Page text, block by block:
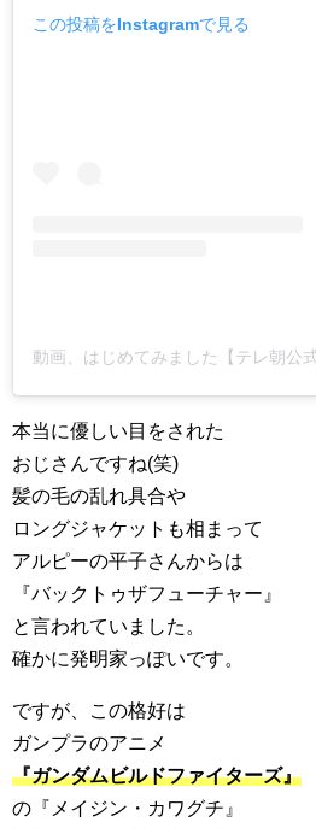
この投稿をInstagramで見る
本当に優しい目をされた
おじさんですね(笑)
髪の毛の乱れ具合や
ロングジャケットも相まって
アルピーの平子さんからは
『バックトゥザフューチャー』
と言われていました。
確かに発明家っぽいです。
ですが、この格好は
ガンプラのアニメ
『ガンダムビルドファイターズ』
の『メイジン・カワグチ』